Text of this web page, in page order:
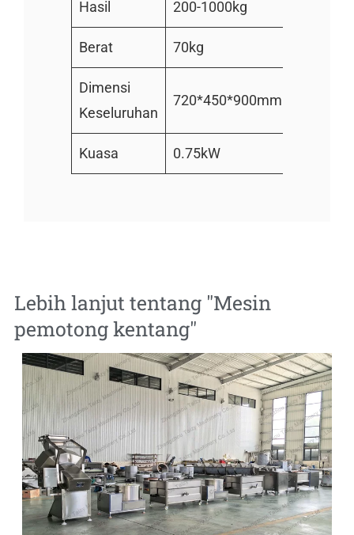
Hasil 200-1000kg
Berat 70kg
Dimensi
Keseluruhan
720*450*900mm
Kuasa 0.75kW
Lebih lanjut tentang "Mesin
pemotong kentang"